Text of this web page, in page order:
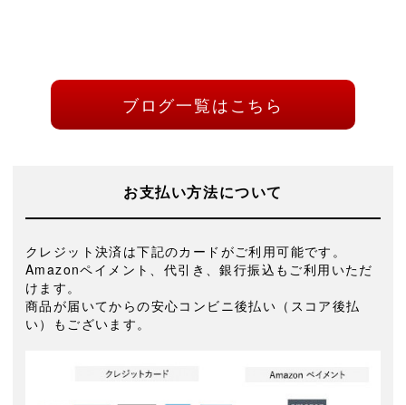
ブログ一覧はこちら
お支払い方法について
クレジット決済は下記のカードがご利用可能です。
Amazonペイメント、代引き、銀行振込もご利用いただ
けます。
商品が届いてからの安心コンビニ後払い（スコア後払
い）もございます。